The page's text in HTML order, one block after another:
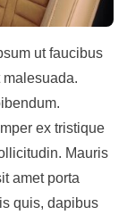
ut faucibus
ex tristique
Mauris
amet porta
quis, dapibus